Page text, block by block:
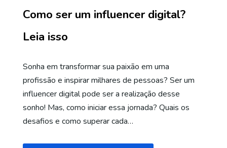
Como ser um influencer digital?
Leia isso
Sonha em transformar sua paixão em uma
profissão e inspirar milhares de pessoas? Ser um
influencer digital pode ser a realização desse
sonho! Mas, como iniciar essa jornada? Quais os
desafios e como superar cada…